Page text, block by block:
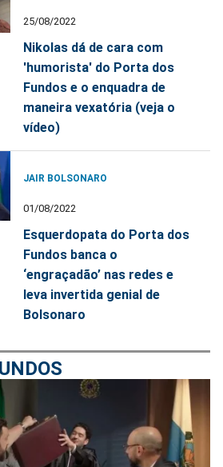
25/08/2022
Nikolas dá de cara com
'humorista' do Porta dos
Fundos e o enquadra de
maneira vexatória (veja o
vídeo)
JAIR BOLSONARO
01/08/2022
Esquerdopata do Porta dos
Fundos banca o
‘engraçadão’ nas redes e
leva invertida genial de
Bolsonaro